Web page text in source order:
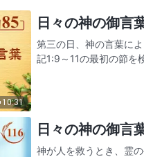
10:31
日々の神の御言
第三の日、神の言葉に
記1:9～11の最初の節を
日々の神の御言
神が人を救うとき、霊